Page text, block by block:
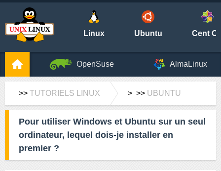
Linux Ubuntu Cent
OpenSuse AlmaLinux
>> TUTORIELS LINUX > >> UBUNTU
Pour utiliser Windows et Ubuntu sur un seul
ordinateur, lequel dois-je installer en
premier ?